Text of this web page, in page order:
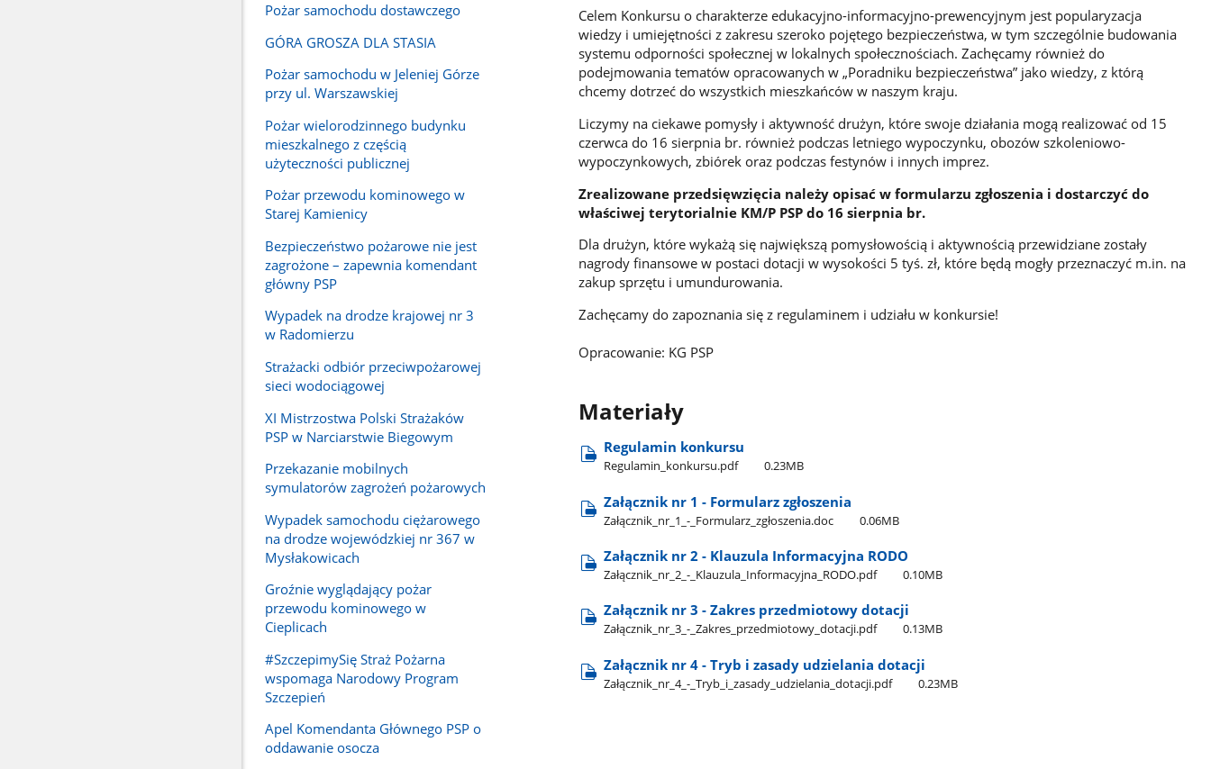
Pożar samochodu dostawczego
GÓRA GROSZA DLA STASIA
Pożar samochodu w Jeleniej Górze
przy ul. Warszawskiej
Pożar wielorodzinnego budynku
mieszkalnego z częścią
użyteczności publicznej
Pożar przewodu kominowego w
Starej Kamienicy
Bezpieczeństwo pożarowe nie jest
zagrożone – zapewnia komendant
główny PSP
Wypadek na drodze krajowej nr 3
w Radomierzu
Strażacki odbiór przeciwpożarowej
sieci wodociągowej
XI Mistrzostwa Polski Strażaków
PSP w Narciarstwie Biegowym
Przekazanie mobilnych
symulatorów zagrożeń pożarowych
Wypadek samochodu ciężarowego
na drodze wojewódzkiej nr 367 w
Mysłakowicach
Groźnie wyglądający pożar
przewodu kominowego w
Cieplicach
#SzczepimySię Straż Pożarna
wspomaga Narodowy Program
Szczepień
Apel Komendanta Głównego PSP o
oddawanie osocza
Celem Konkursu o charakterze edukacyjno-informacyjno-prewencyjnym jest popularyzacja
wiedzy i umiejętności z zakresu szeroko pojętego bezpieczeństwa, w tym szczególnie budowania
systemu odporności społecznej w lokalnych społecznościach. Zachęcamy również do
podejmowania tematów opracowanych w „Poradniku bezpieczeństwa” jako wiedzy, z którą
chcemy dotrzeć do wszystkich mieszkańców w naszym kraju.
Liczymy na ciekawe pomysły i aktywność drużyn, które swoje działania mogą realizować od 15
czerwca do 16 sierpnia br. również podczas letniego wypoczynku, obozów szkoleniowo-
wypoczynkowych, zbiórek oraz podczas festynów i innych imprez.
Zrealizowane przedsięwzięcia należy opisać w formularzu zgłoszenia i dostarczyć do
właściwej terytorialnie KM/P PSP do 16 sierpnia br.
Dla drużyn, które wykażą się największą pomysłowością i aktywnością przewidziane zostały
nagrody finansowe w postaci dotacji w wysokości 5 tyś. zł, które będą mogły przeznaczyć m.in. na
zakup sprzętu i umundurowania.
Zachęcamy do zapoznania się z regulaminem i udziału w konkursie!
Opracowanie: KG PSP
Materiały
Regulamin konkursu
Regulamin​_konkursu.pdf 0.23MB
Załącznik nr 1 - Formularz zgłoszenia
Załącznik​_nr​_1​_-​_Formularz​_zgłoszenia.doc 0.06MB
Załącznik nr 2 - Klauzula Informacyjna RODO
Załącznik​_nr​_2​_-​_Klauzula​_Informacyjna​_RODO.pdf 0.10MB
Załącznik nr 3 - Zakres przedmiotowy dotacji
Załącznik​_nr​_3​_-​_Zakres​_przedmiotowy​_dotacji.pdf 0.13MB
Załącznik nr 4 - Tryb i zasady udzielania dotacji
Załącznik​_nr​_4​_-​_Tryb​_i​_zasady​_udzielania​_dotacji.pdf 0.23MB